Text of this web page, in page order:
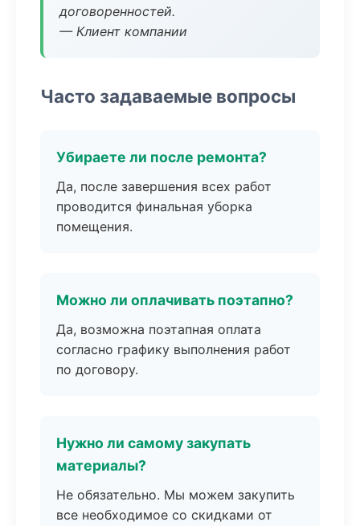
договоренностей.
— Клиент компании
Часто задаваемые вопросы
Убираете ли после ремонта?
Да, после завершения всех работ
проводится финальная уборка
помещения.
Можно ли оплачивать поэтапно?
Да, возможна поэтапная оплата
согласно графику выполнения работ
по договору.
Нужно ли самому закупать
материалы?
Не обязательно. Мы можем закупить
все необходимое со скидками от